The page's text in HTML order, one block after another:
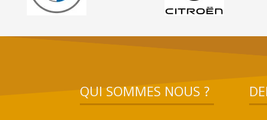
QUI SOMMES NOUS ?